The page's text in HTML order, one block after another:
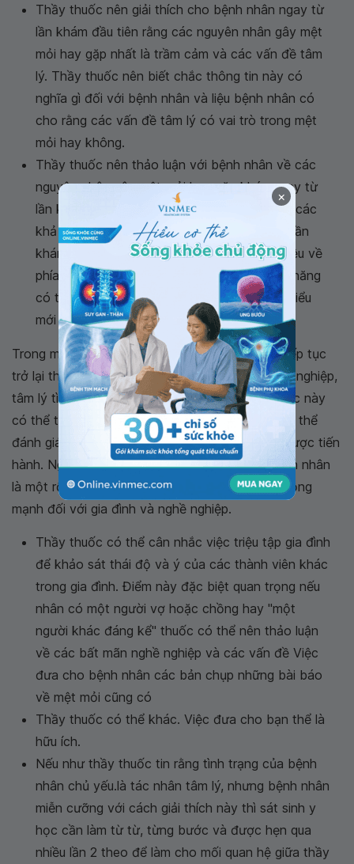
Thầy thuốc nên giải thích cho bệnh nhân ngay từ
lần khám đầu tiên rằng các nguyên nhân gây mệt
mỏi hay gặp nhất là trầm cảm và các vấn đề tâm
lý. Thầy thuốc nên biết chắc thông tin này có
nghĩa gì đối với bệnh nhân và liệu bệnh nhân có
cho rằng các vấn đề tâm lý có vai trò trong mệt
mỏi hay không.
Thầy thuốc nên thảo luận với bệnh nhân về các
nguyên nhân gây mệt mỏi hay gặp khác ngay từ
lần khám đầu và đề nghị bệnh nhân nghĩ tới các
khả năng này cho tới lần khám tiếp theo. Ở lần
khám tiếp theo thầy thuốc có thể hỏi xem liệu về
phía bệnh nhân có cơ hội đánh giá các khả năng
có thể gây mệt mỏi hay không và có cách hiểu
mới cho vấn đề này không.
Trong mỗi lần khám tiếp theo, thầy thuốc nên tiếp tục
trở lại thảo luận về gia đình, về các vấn đề nghề nghiệp,
tâm lý tình dục, và các tác nhân gây nghiện. Việc này
có thể thế chỗ khi các xét nghiệm y sinh học cụ thể
đánh giá các triệu chứng của bệnh nhân đang được tiến
hành. Ngay cả khi những mệt mỏi này có nguyên nhân
là một rối loạn thực thể, nó vẫn có những tác động
mạnh đối với gia đình và nghề nghiệp.
Thầy thuốc có thể cân nhắc việc triệu tập gia đình
để khảo sát thái độ và ý của các thành viên khác
trong gia đình. Điểm này đặc biệt quan trọng nếu
nhân có một người vợ hoặc chồng hay "một
người khác đáng kể" thuốc có thể nên thảo luận
về các bất mãn nghề nghiệp và các vấn đề Việc
đưa cho bệnh nhân các bản chụp những bài báo
về mệt mỏi cũng có
Thầy thuốc có thể khác. Việc đưa cho bạn thể là
hữu ích.
Nếu như thầy thuốc tin rằng tình trạng của bệnh
nhân chủ yếu.là tác nhân tâm lý, nhưng bệnh nhân
miễn cưỡng với cách giải thích này thì sát sinh y
học cần làm từ từ, từng bước và được hẹn qua
nhiều lần 2 theo để làm cho mối quan hệ giữa thầy
×